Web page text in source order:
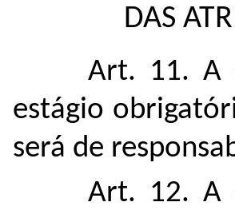
DAS
Art. 11. A
estágio
será de
Art. 12. A